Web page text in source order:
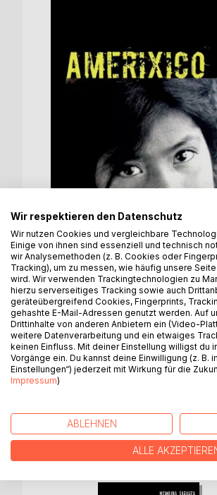
BESCHREIBUNG
Zwei Menschen, die sich nie
Die Studentin Luca ist als
l'Organización. Rave, die
Informationen aus ihr
Ein spannungsgeladener
WEITERE
Wir respektieren den Datenschutz
Wir nutzen Cookies und vergleichbare
Einige von ihnen sind essenziell und technisch
wir Analysemethoden (z. B. Cookies oder
Tracking), um zu messen, wie häufig unsere
wird. Wir verwenden Trackingtechnologien zu
hierzu serverseitiges Tracking sowie auch
geräteübergreifend Cookies, Fingerprints,
gehashte E-Mail-Adressen genutzt werden. Auf
Drittinhalte von anderen Anbietern ein (Video-
weitere Datenverarbeitung und ein etwaiges
keinen Einfluss. Mit deiner Einstellung willigst du
Vorgänge ein. Du kannst deine Einwilligung (z. B.
Einstellungen“) jederzeit mit Wirkung für die
Impressum)
ABLEHNEN
ALLE